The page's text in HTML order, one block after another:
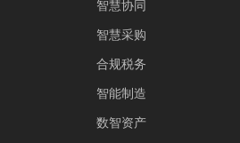
智慧协同
智慧采购
合规税务
智能制造
数智资产